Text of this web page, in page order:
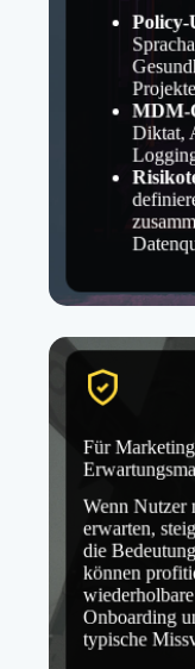
Policy-
MDM-
Diktat,
Für
Wenn Nutzer
erwarten,
die
können
Onboarding
typische